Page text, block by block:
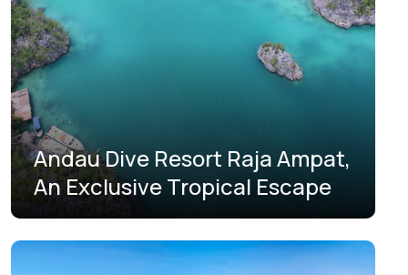
سومطرة الشمالية
سومطرة الغربية
غورونتالو
كاليمانتان الجنوبية
كاليمانتان الشرقية
كاليمانتان الشمالية
Andau Dive Resort Raja Ampat,
An Exclusive Tropical Escape